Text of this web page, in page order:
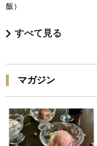
飯）
すべて見る
マガジン